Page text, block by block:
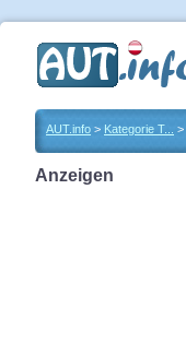
AUT.info > Kategorie T... >
Anzeigen